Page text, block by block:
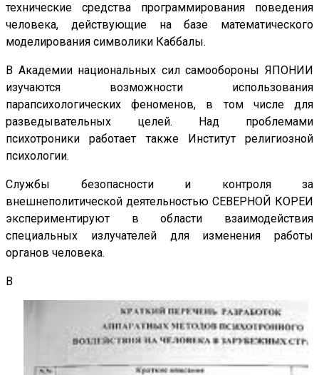
технические средства программирования поведения
человека, действующие на базе математического
моделирования символики Каббалы.
В Академии национальных сил самообороны ЯПОНИИ
изучаются возможности использования
парапсихологических феноменов, в том числе для
разведывательных целей. Над проблемами
психотроники работает также Институт религиозной
психологии.
Службы безопасности и контроля за
внешнеполитической деятельностью СЕВЕРНОЙ КОРЕИ
экспериментируют в области взаимодействия
специальных излучателей для изменения работы
органов человека.
В